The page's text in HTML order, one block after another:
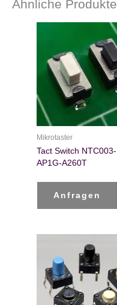
Ähnliche Produkte
Mikrotaster
Tact Switch NTC003-
AP1G-A260T
Anfragen